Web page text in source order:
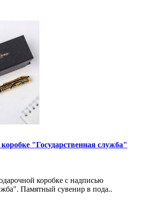
"Государственная служба"
коробке с надписью
Памятный сувенир в пода..